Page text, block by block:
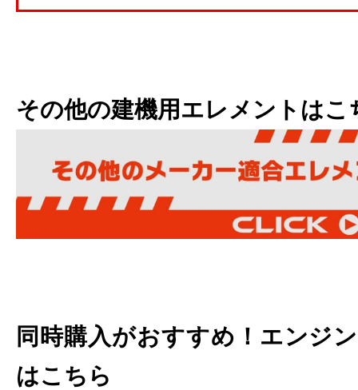
その他の建機用エレメントはこ
同時購入がおすすめ！エンジ
はこちら